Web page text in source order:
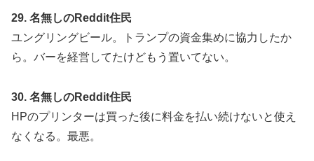
29. 名無しのReddit住民
ユングリングビール。トランプの資金集めに協力したか
ら。バーを経営してたけどもう置いてない。
30. 名無しのReddit住民
HPのプリンターは買った後に料金を払い続けないと使え
なくなる。最悪。